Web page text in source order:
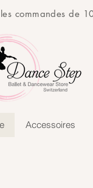
commandes de
Accessoires